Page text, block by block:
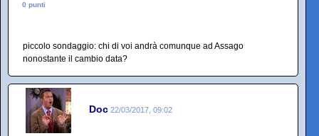
0 punti
piccolo sondaggio: chi di voi andrà comunque ad Assago
nonostante il cambio data?
Doc 22/03/2017, 09:02